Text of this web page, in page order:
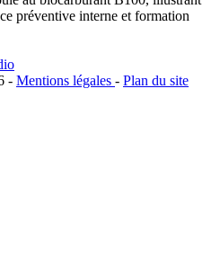
préventive interne et formation
- Mentions légales - Plan du site